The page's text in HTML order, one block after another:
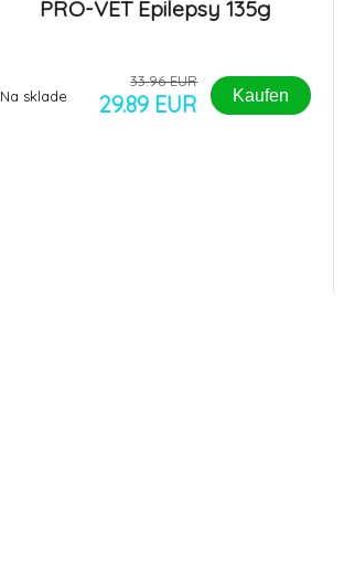
PRO-VET Epilepsy 135g
Na sklade
33.96 EUR
29.89 EUR Kaufen